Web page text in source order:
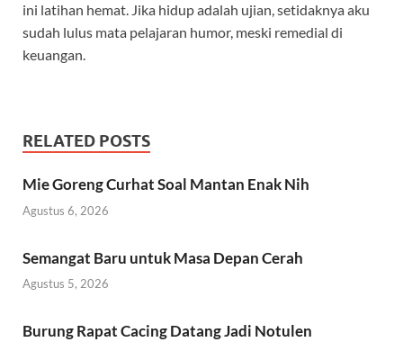
ini latihan hemat. Jika hidup adalah ujian, setidaknya aku
sudah lulus mata pelajaran humor, meski remedial di
keuangan.
RELATED POSTS
Mie Goreng Curhat Soal Mantan Enak Nih
Agustus 6, 2026
Semangat Baru untuk Masa Depan Cerah
Agustus 5, 2026
Burung Rapat Cacing Datang Jadi Notulen